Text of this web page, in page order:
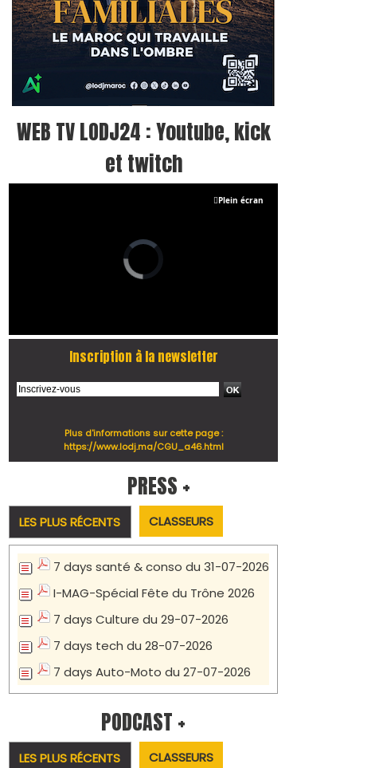
WEB TV LODJ24 : Youtube, kick
et twitch
Plein écran
Inscription à la newsletter
Plus d'informations sur cette page :
https://www.lodj.ma/CGU_a46.html
PRESS +
LES PLUS RÉCENTS CLASSEURS
7 days santé & conso du 31-07-2026
I-MAG-Spécial Fête du Trône 2026
7 days Culture du 29-07-2026
7 days tech du 28-07-2026
7 days Auto-Moto du 27-07-2026
PODCAST +
LES PLUS RÉCENTS CLASSEURS